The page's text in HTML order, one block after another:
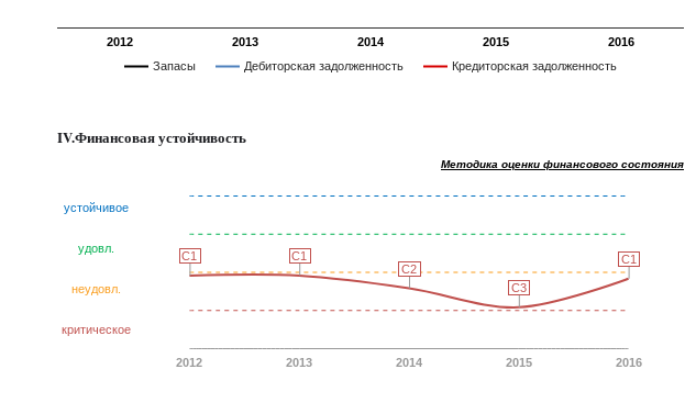
Запасы Дебиторская задолженность Кредиторская задолженность
2012 2013 2014 2015 2016
IV.Финансовая устойчивость
Методика оценки финансового состояния
устойчивое
удовл.
неудовл.
критическое
2012 2013 2014 2015 2016
C1
C1 C1
C1
C2
C2
C3
C3
C1
C1